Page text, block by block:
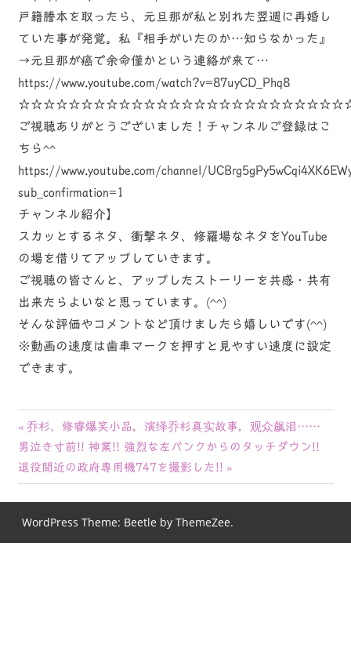
戸籍謄本を取ったら、元旦那が私と別れた翌週に再婚し
ていた事が発覚。私『相手がいたのか…知らなかった』
→元旦那が癌で余命僅かという連絡が来て…
https://www.youtube.com/watch?v=87uyCD_Phq8
ご視聴ありがとうございました！チャンネルご登録はこ
ちら^^
https://www.youtube.com/channel/
sub_confirmation=1
チャンネル紹介】
スカッとするネタ、衝撃ネタ、修羅場なネタをYouTube
の場を借りてアップしていきます。
ご視聴の皆さんと、アップしたストーリーを共感・共有
出来たらよいなと思っています。(^^)
そんな評価やコメントなど頂けましたら嬉しいです(^^)
※動画の速度は歯車マークを押すと見やすい速度に設定
できます。
投
稿
ビ
前
の
記
事:
乔杉、修睿爆笑小品，演绎乔杉真实故事，观众飙泪……
次
の
記
男泣き寸前!! 神業!! 強烈な左バンクからのタッチダウン!!
退役間近の政府専用機747を撮影した!!
WordPress Theme: Beetle by ThemeZee.